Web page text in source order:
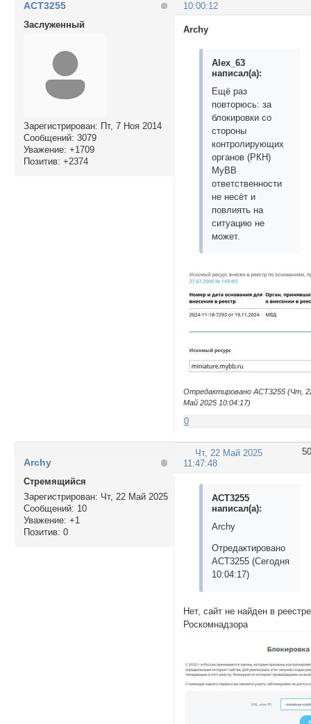
10:00:12
ACT3255
Заслуженный
Зарегистрирован: Пт, 7 Ноя 2014
Сообщений: 3079
Уважение: +1709
Позитив: +2374
Archy
Alex_63
написал(а):
Ещё раз
повторюсь: за
блокировки со
стороны
контролирующих
органов (РКН)
MyBB
ответственности
не несёт и
повлиять на
ситуацию не
может.
Отредактировано ACT3255 (Чт,
Май 2025 10:04:17)
0
50
Чт, 22 Май 2025
11:47:48
Archy
Стремящийся
Зарегистрирован: Чт, 22 Май 2025
Сообщений: 10
Уважение: +1
Позитив: 0
ACT3255
написал(а):
Archy
Отредактировано
ACT3255 (Сегодня
10:04:17)
Нет, сайт не найден в реестре
Роскомнадзора